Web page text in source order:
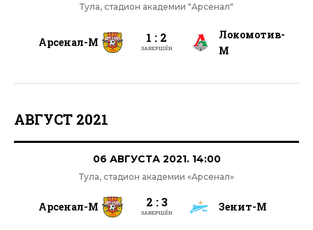
Тула, стадион академии "Арсенал"
Арсенал-М 1 : 2
ЗАВЕРШЁН
Локомотив-
М
АВГУСТ 2021
06 АВГУСТА 2021. 14:00
Тула, стадион академии «Арсенал»
Арсенал-М 2 : 3
ЗАВЕРШЁН Зенит-М